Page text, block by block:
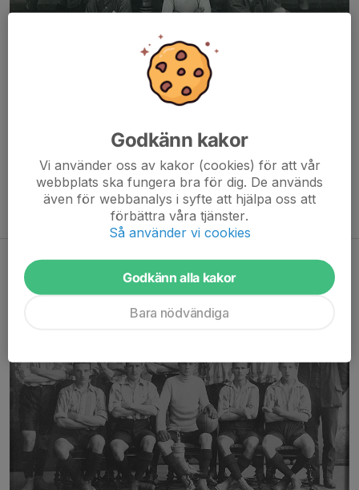
Viktor Friström, Eric Skärnell, Nils Johnsson, Ernst
Eskil Lindberg, Einar Olovsson, Birger Johansson, Nils
Magnusson.
Sittande fr.v:Rudolf Haglund, David Hulterström, Gustav
IK Sleipner 1908
Godkänn kakor
Vi använder oss av kakor (cookies) för att vår
webbplats ska fungera bra för dig. De används
även för webbanalys i syfte att hjälpa oss att
förbättra våra tjänster.
Så använder vi cookies
Godkänn alla kakor
Bara nödvändiga